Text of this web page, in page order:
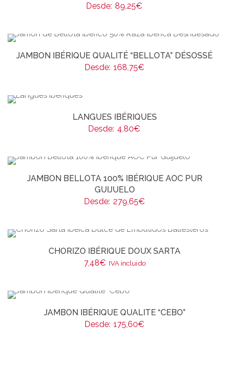
Desde: 89,25€
JAMBON IBÉRIQUE QUALITÉ “BELLOTA” DÉSOSSÉ
Desde: 168,75€
LANGUES IBÉRIQUES
Desde: 4,80€
JAMBON BELLOTA 100% IBÉRIQUE AOC PUR
GUIJUELO
Desde: 279,65€
CHORIZO IBÉRIQUE DOUX SARTA
7,48€ IVA incluido
JAMBON IBÉRIQUE QUALITE “CEBO”
Desde: 175,60€